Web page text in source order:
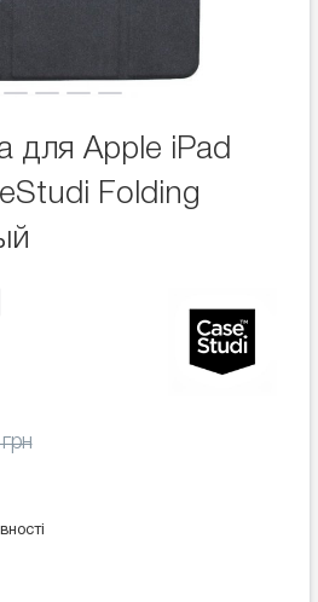
для Apple iPad
Folding